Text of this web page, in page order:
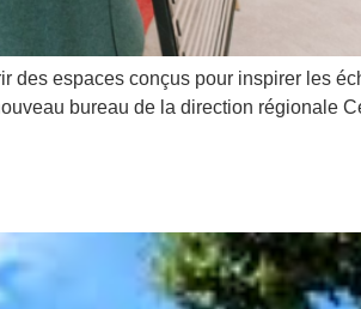
des espaces conçus pour inspirer les
bureau de la direction régionale